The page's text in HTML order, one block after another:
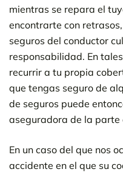
mientras se repara el
encontrarte con
seguros del conductor
responsabilidad. En
recurrir a tu propia
que tengas seguro de
de seguros puede
aseguradora de la parte
En un caso del que nos
accidente en el que su